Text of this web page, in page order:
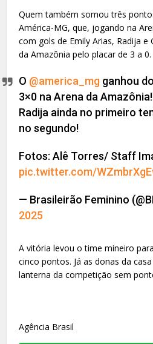
Quem também somou três
América-MG, que, jogando na
com gols de Emily Arias, Radija e
da Amazônia pelo placar de 3 a 0.
O @america_mg ganhou
3×0 na Arena da
Radija ainda no primeiro
no segundo!
Fotos: Alê Torres/ Staff
pic.twitter.com/
— Brasileirão Feminino
2025
A vitória levou o time mineiro
cinco pontos. Já as donas da
lanterna da competição sem
Agência Brasil